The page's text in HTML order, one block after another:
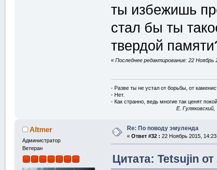
ты избежишь
стал бы ты
твердой
«Последнее редактирование: 22 Ноябрь
- Разве ты не устал от борьбы, от
- Нет.
- Как странно, ведь многие так ценят
E.
Altmer
Администратор
Ветеран
Re: По поводу эмуленда
« Ответ #32 : 22 Ноябрь 2015,
Цитата: Tetsujin